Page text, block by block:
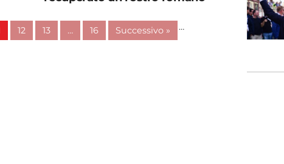
…
12 13 … 16 Successivo »